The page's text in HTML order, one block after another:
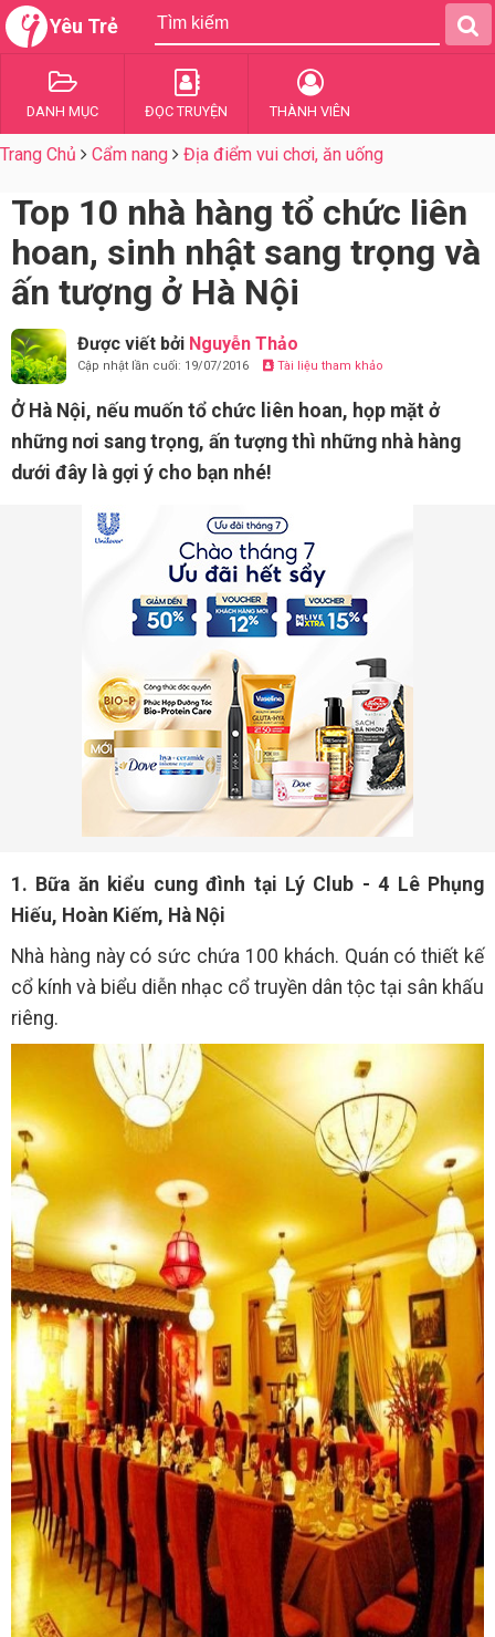
Yêu Trẻ
DANH MỤC ĐỌC TRUYỆN THÀNH VIÊN
Trang Chủ Cẩm nang Địa điểm vui chơi, ăn uống
Top 10 nhà hàng tổ chức liên
hoan, sinh nhật sang trọng và
ấn tượng ở Hà Nội
Được viết bởi Nguyễn Thảo
Cập nhật lần cuối: 19/07/2016 Tài liệu tham khảo
Ở Hà Nội, nếu muốn tổ chức liên hoan, họp mặt ở
những nơi sang trọng, ấn tượng thì những nhà hàng
dưới đây là gợi ý cho bạn nhé!
1. Bữa ăn kiểu cung đình tại Lý Club - 4 Lê Phụng
Hiếu, Hoàn Kiếm, Hà Nội
Nhà hàng này có sức chứa 100 khách. Quán có thiết kế
cổ kính và biểu diễn nhạc cổ truyền dân tộc tại sân khấu
riêng.